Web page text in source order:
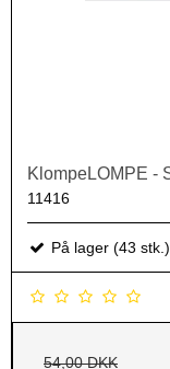
KlompeLOMPE -
11416
På lager (43 stk.)
54,00 DKK